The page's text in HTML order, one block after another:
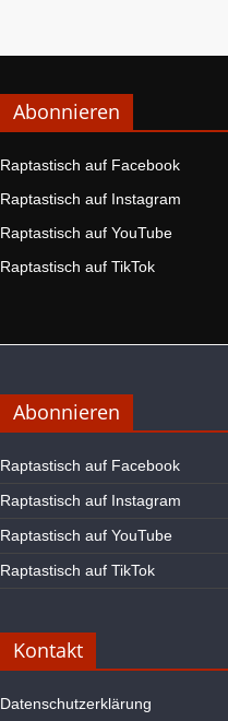
Abonnieren
Raptastisch auf Facebook
Raptastisch auf Instagram
Raptastisch auf YouTube
Raptastisch auf TikTok
Abonnieren
Raptastisch auf Facebook
Raptastisch auf Instagram
Raptastisch auf YouTube
Raptastisch auf TikTok
Kontakt
Datenschutzerklärung